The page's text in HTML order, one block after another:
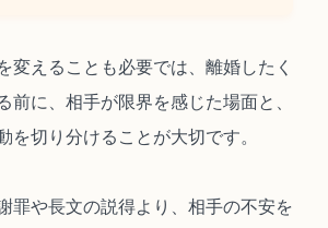
変えることも必要では、離婚したく
前に、相手が限界を感じた場面と、
を切り分けることが大切です。
罪や長文の説得より、相手の不安を